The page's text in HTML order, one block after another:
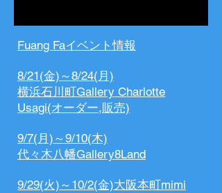
Fuang Faイベント情報
8/21(金)～8/24(月)
横浜石川町Gallery Charlotte
Usagi(オーダー,販売)
9/7(月)～9/10(木)
​代々木八幡Gallery8Land
9/29(火)～10/2(金)大阪本町mimi